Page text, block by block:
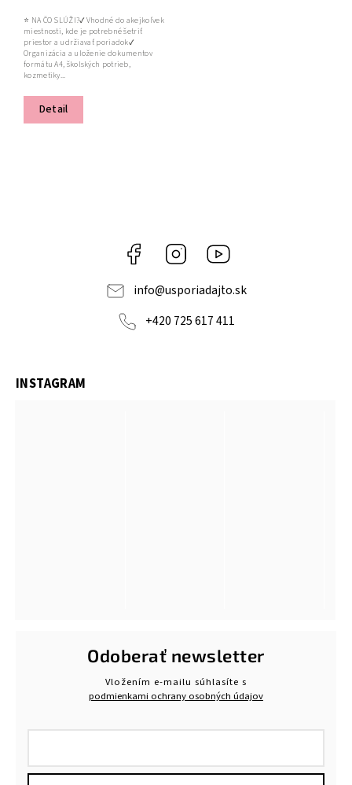
Detail
⭐ NA ČO SLÚŽI?✔ Vhodné do akejkoľvek
miestnosti, kde je potrebné šetriť
priestor a udržiavať poriadok✔
Organizácia a uloženie dokumentov
formátu A4, školských potrieb,
kozmetiky...
Facebook Instagram
info@usporiadajto.sk
+420 725 617 411
INSTAGRAM
Odoberať newsletter
Vložením e-mailu súhlasíte s
podmienkami ochrany osobných údajov